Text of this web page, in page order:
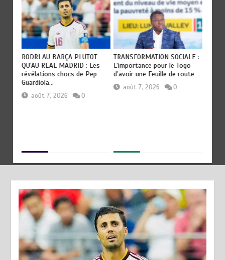
RODRI AU BARÇA PLUTOT
QU’AU REAL MADRID : Les
révélations chocs de Pep
Guardiola…
août 7, 2026 0
TRANSFORMATION SOCIALE :
L’importance pour le Togo
d’avoir une Feuille de route
août 7, 2026 0